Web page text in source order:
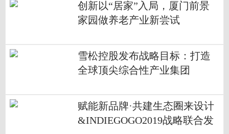
创新以“居家”入局，厦门前景
家园做养老产业新尝试
雪松控股发布战略目标：打造
全球顶尖综合性产业集团
赋能新品牌·共建生态圈来设计
&INDIEGOGO2019战略联合发